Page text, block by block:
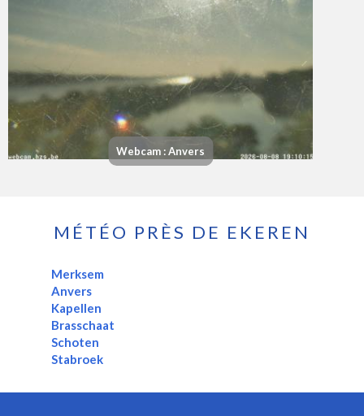
Webcam : Anvers
MÉTÉO PRÈS DE EKEREN
Merksem
Anvers
Kapellen
Brasschaat
Schoten
Stabroek